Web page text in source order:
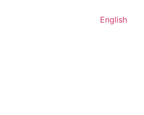
English